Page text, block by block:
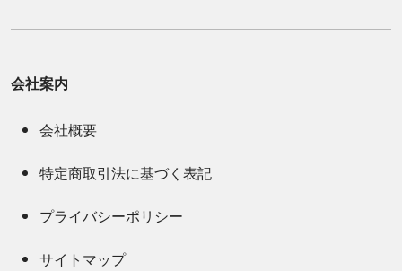
会社案内
会社概要
特定商取引法に基づく表記
プライバシーポリシー
サイトマップ